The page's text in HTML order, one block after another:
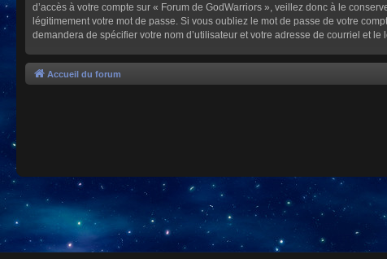
d’accès à votre compte sur « Forum de GodWarriors », veillez donc à le
légitimement votre mot de passe. Si vous oubliez le mot de passe de votre
demandera de spécifier votre nom d’utilisateur et votre adresse de courriel et
Accueil du forum